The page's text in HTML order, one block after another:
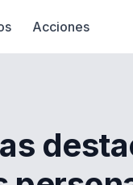
Acciones